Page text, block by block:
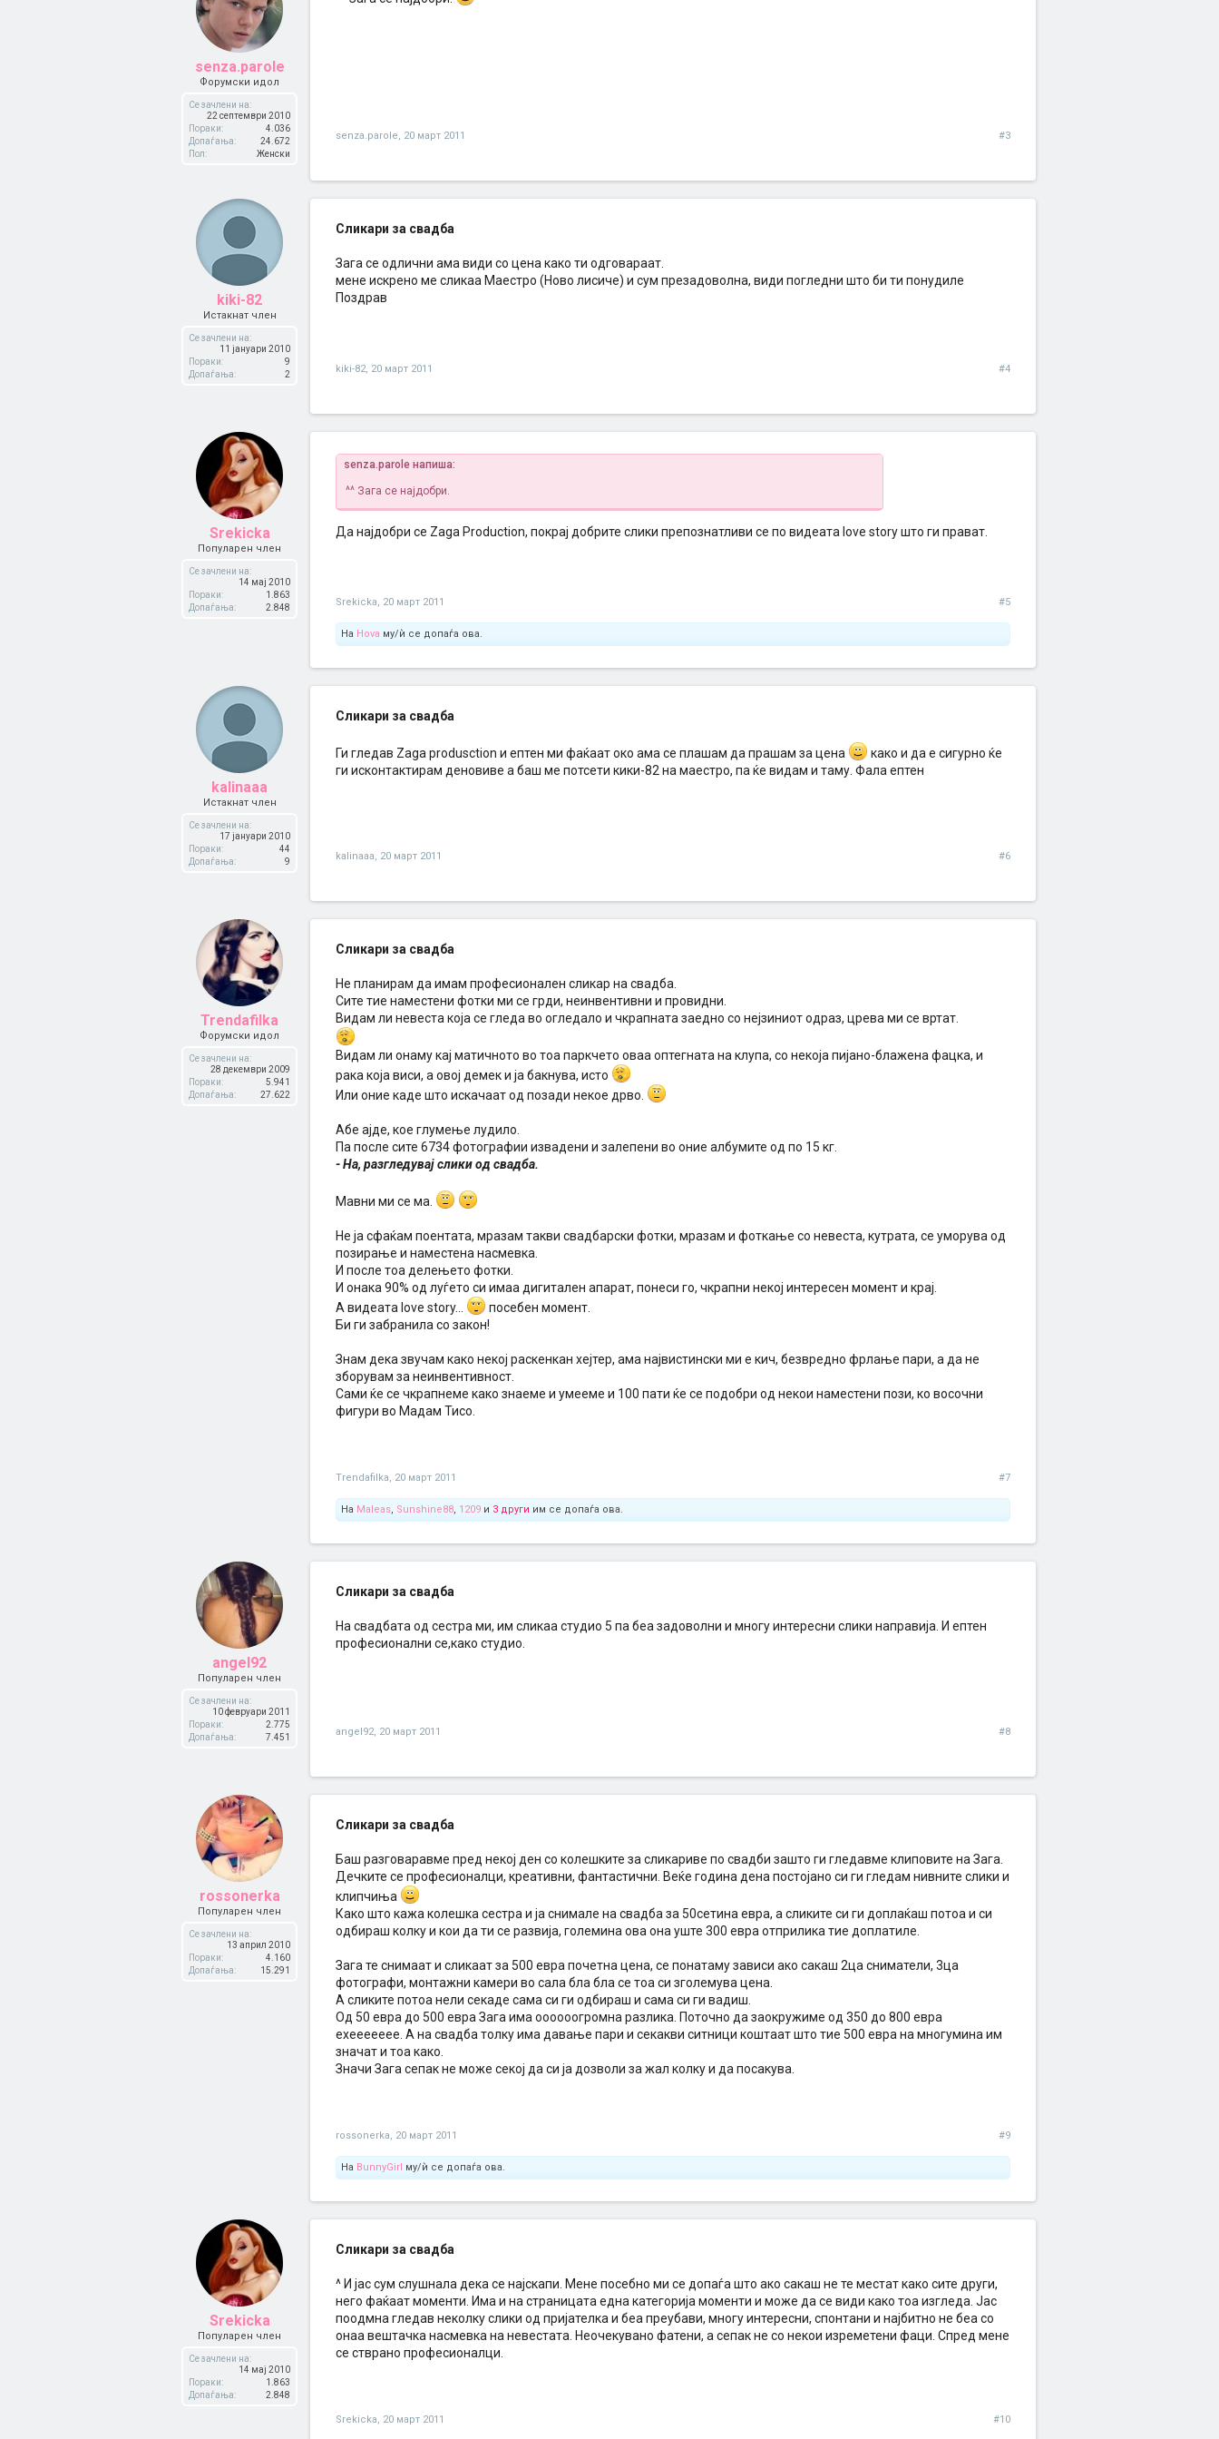
senza.parole
Форумски идол
Се зачлени на:
22 септември 2010
Пораки:
4.036
Допаѓања:
24.672
Пол:
Женски
senza.parole, 20 март 2011 #3
kiki-82
Истакнат член
Се зачлени на:
11 јануари 2010
Пораки:
9
Допаѓања:
2
Сликари за свадба
Зага се одлични ама види со цена како ти одговараат.
мене искрено ме сликаа Маестро (Ново лисиче) и сум презадоволна, види погледни што би ти понудиле
Поздрав
kiki-82, 20 март 2011 #4
Srekicka
Популарен член
Се зачлени на:
14 мај 2010
Пораки:
1.863
Допаѓања:
2.848
senza.parole напиша:
^^ Зага се најдобри.
Да најдобри се Zaga Production, покрај добрите слики препознатливи се по видеата love story што ги прават.
Srekicka, 20 март 2011 #5
На Hova му/ѝ се допаѓа ова.
kalinaaa
Истакнат член
Се зачлени на:
17 јануари 2010
Пораки:
44
Допаѓања:
9
Сликари за свадба
Ги гледав Zaga produsction и ептен ми фаќаат око ама се плашам да прашам за цена
како и да е сигурно ќе
ги исконтактирам деновиве а баш ме потсети кики-82 на маестро, па ќе видам и таму. Фала ептен
kalinaaa, 20 март 2011 #6
Trendafilka
Форумски идол
Се зачлени на:
28 декември 2009
Пораки:
5.941
Допаѓања:
27.622
Сликари за свадба
Не планирам да имам професионален сликар на свадба.
Сите тие наместени фотки ми се грди, неинвентивни и провидни.
Видам ли невеста која се гледа во огледало и чкрапната заедно со нејзиниот одраз, црева ми се вртат.
Видам ли онаму кај матичното во тоа паркчето оваа оптегната на клупа, со некоја пијано-блажена фацка, и
рака која виси, а овој демек и ја бакнува, исто
Или оние каде што искачаат од позади некое дрво.
Абе ајде, кое глумење лудило.
Па после сите 6734 фотографии извадени и залепени во оние албумите од по 15 кг.
- На, разгледувај слики од свадба.
Мавни ми се ма.
Не ја сфаќам поентата, мразам такви свадбарски фотки, мразам и фоткање со невеста, кутрата, се уморува од
позирање и наместена насмевка.
И после тоа делењето фотки.
И онака 90% од луѓето си имаа дигитален апарат, понеси го, чкрапни некој интересен момент и крај.
А видеата love story...
посебен момент.
Би ги забранила со закон!
Знам дека звучам како некој раскенкан хејтер, ама највистински ми е кич, безвредно фрлање пари, а да не
зборувам за неинвентивност.
Сами ќе се чкрапнеме како знаеме и умееме и 100 пати ќе се подобри од некои наместени пози, ко восочни
фигури во Мадам Тисо.
Trendafilka, 20 март 2011 #7
На Maleas, Sunshine88, 1209 и 3 други им се допаѓа ова.
angel92
Популарен член
Се зачлени на:
10 февруари 2011
Пораки:
2.775
Допаѓања:
7.451
Сликари за свадба
На свадбата од сестра ми, им сликаа студио 5 па беа задоволни и многу интересни слики направија. И ептен
професионални се,како студио.
angel92, 20 март 2011 #8
rossonerka
Популарен член
Се зачлени на:
13 април 2010
Пораки:
4.160
Допаѓања:
15.291
Сликари за свадба
Баш разговаравме пред некој ден со колешките за сликариве по свадби зашто ги гледавме клиповите на Зага.
Дечките се професионалци, креативни, фантастични. Веќе година дена постојано си ги гледам нивните слики и
клипчиња
Како што кажа колешка сестра и ја снимале на свадба за 50сетина евра, а сликите си ги доплаќаш потоа и си
одбираш колку и кои да ти се развија, големина ова она уште 300 евра отприлика тие доплатиле.
Зага те снимаат и сликаат за 500 евра почетна цена, се понатаму зависи ако сакаш 2ца сниматели, 3ца
фотографи, монтажни камери во сала бла бла се тоа си зголемува цена.
А сликите потоа нели секаде сама си ги одбираш и сама си ги вадиш.
Од 50 евра до 500 евра Зага има оооооогромна разлика. Поточно да заокружиме од 350 до 800 евра
ехеееееее. А на свадба толку има давање пари и секакви ситници коштаат што тие 500 евра на многумина им
значат и тоа како.
Значи Зага сепак не може секој да си ја дозволи за жал колку и да посакува.
rossonerka, 20 март 2011 #9
На BunnyGirl му/ѝ се допаѓа ова.
Srekicka
Популарен член
Се зачлени на:
14 мај 2010
Пораки:
1.863
Допаѓања:
2.848
Сликари за свадба
^ И јас сум слушнала дека се најскапи. Мене посебно ми се допаѓа што ако сакаш не те местат како сите други,
него фаќаат моменти. Има и на страницата една категорија моменти и може да се види како тоа изгледа. Јас
поодмна гледав неколку слики од пријателка и беа преубави, многу интересни, спонтани и најбитно не беа со
онаа вештачка насмевка на невестата. Неочекувано фатени, а сепак не со некои изреметени фаци. Спред мене
се стврано професионалци.
Srekicka, 20 март 2011 #10